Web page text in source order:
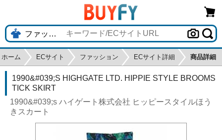
ホーム ECサイト ファッション ECサイト詳細 商品詳細
1990&#039;S HIGHGATE LTD. HIPPIE STYLE BROOMS
TICK SKIRT
1990&#039;s ハイゲート株式会社 ヒッピースタイルほう
きスカート